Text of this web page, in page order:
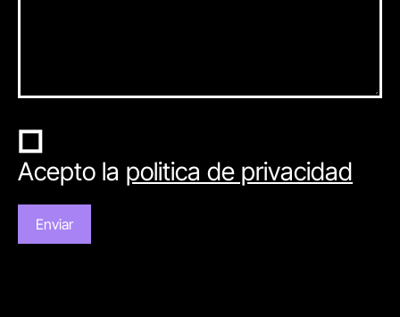
Acepto la politica de privacidad